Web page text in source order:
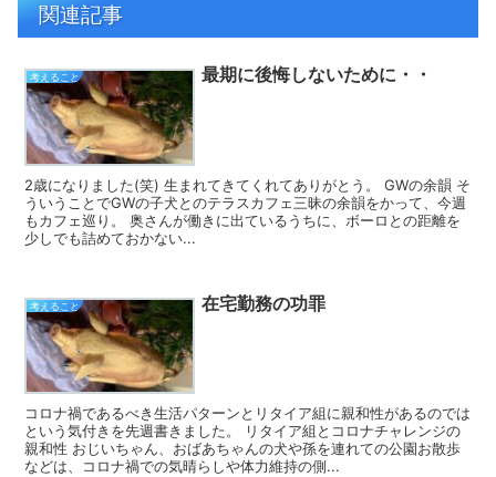
関連記事
考えること 最期に後悔しないために・・
2歳になりました(笑) 生まれてきてくれてありがとう。 GWの余韻 そ
ういうことでGWの子犬とのテラスカフェ三昧の余韻をかって、今週
もカフェ巡り。 奥さんが働きに出ているうちに、ボーロとの距離を
少しでも詰めておかない...
考えること 在宅勤務の功罪
コロナ禍であるべき生活パターンとリタイア組に親和性があるのでは
という気付きを先週書きました。 リタイア組とコロナチャレンジの
親和性 おじいちゃん、おばあちゃんの犬や孫を連れての公園お散歩
などは、コロナ禍での気晴らしや体力維持の側...